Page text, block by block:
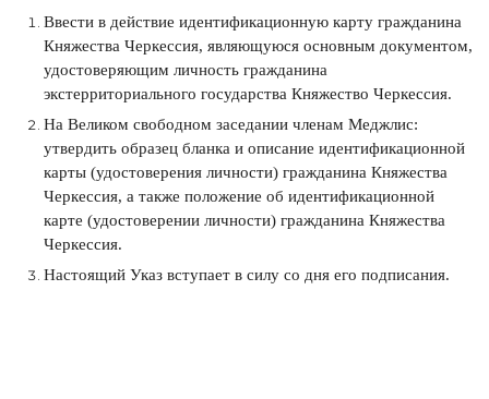
Ввести в действие идентификационную карту гражданина
Княжества Черкессия, являющуюся основным документом,
удостоверяющим личность гражданина
экстерриториального государства Княжество Черкессия.
На Великом свободном заседании членам Меджлис:
утвердить образец бланка и описание идентификационной
карты (удостоверения личности) гражданина Княжества
Черкессия, а также положение об идентификационной
карте (удостоверении личности) гражданина Княжества
Черкессия.
Настоящий Указ вступает в силу со дня его подписания.